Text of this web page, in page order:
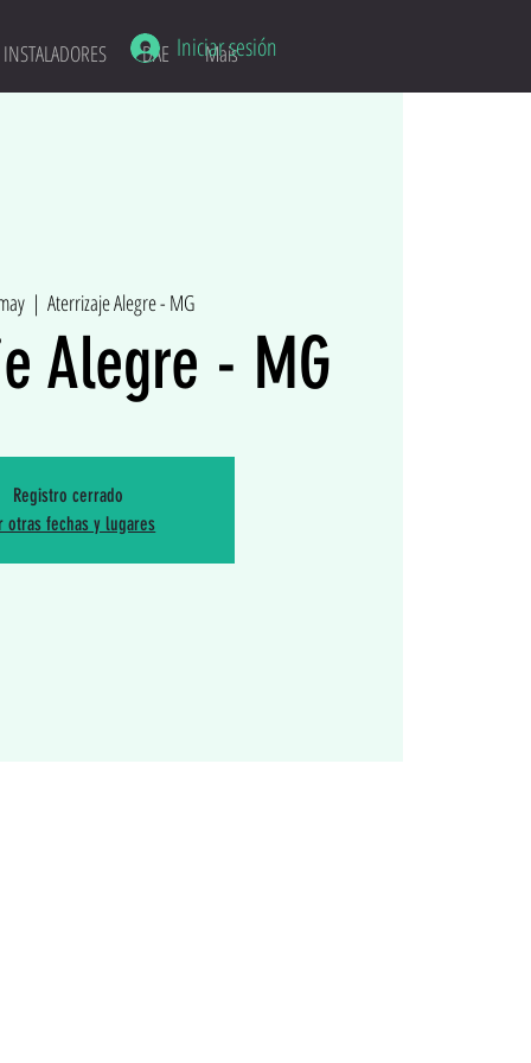
INSTALADORES DAE Mais
Iniciar sesión
  |
Aterrizaje Alegre - MG
Alegre - MG
Registro cerrado
otras fechas y lugares